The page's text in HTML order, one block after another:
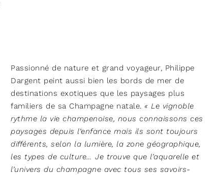
Passionné de nature et grand voyageur, Philippe
Dargent peint aussi bien les bords de mer de
destinations exotiques que les paysages plus
familiers de sa Champagne natale. « Le vignoble
rythme la vie champenoise, nous connaissons ces
paysages depuis l’enfance mais ils sont toujours
différents, selon la lumière, la zone géographique,
les types de culture… Je trouve que l’aquarelle et
l’univers du champagne avec tous ses savoirs-